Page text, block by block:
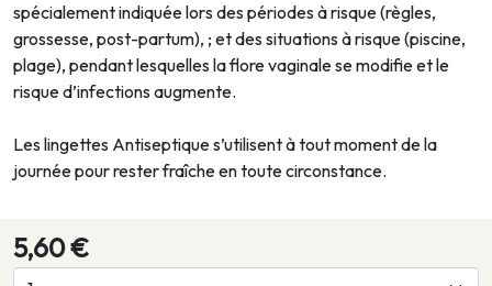
spécialement indiquée lors des périodes à risque (règles,
grossesse, post-partum), ; et des situations à risque (piscine,
plage), pendant lesquelles la flore vaginale se modifie et le
risque d’infections augmente.
Les lingettes Antiseptique s’utilisent à tout moment de la
journée pour rester fraîche en toute circonstance.
5,60 €